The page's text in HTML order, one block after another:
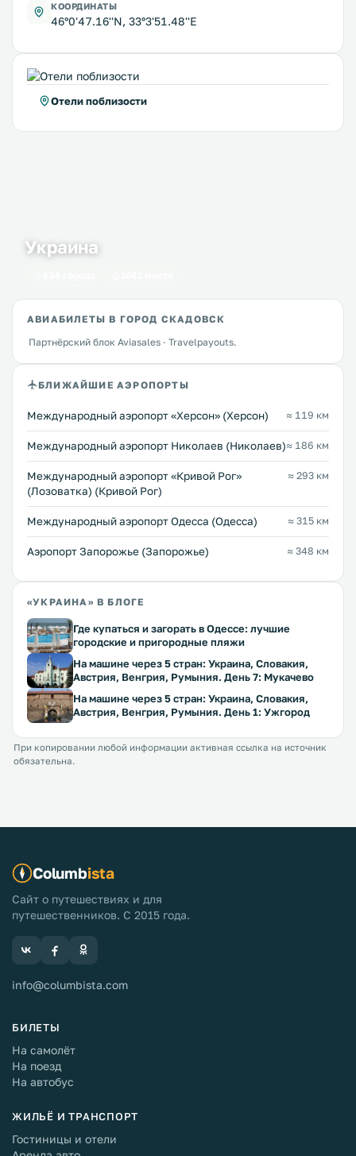
КООРДИНАТЫ
46°0'47.16''N, 33°3'51.48''E
Отели поблизости
Украина
АВИАБИЛЕТЫ В ГОРОД СКАДОВСК
Партнёрский блок Aviasales · Travelpayouts.
БЛИЖАЙШИЕ АЭРОПОРТЫ
Международный аэропорт «Херсон» (Херсон) ≈ 119 км
Международный аэропорт Николаев (Николаев)≈ 186 км
Международный аэропорт «Кривой Рог»
(Лозоватка) (Кривой Рог)
≈ 293 км
Международный аэропорт Одесса (Одесса) ≈ 315 км
Аэропорт Запорожье (Запорожье) ≈ 348 км
«УКРАИНА» В БЛОГЕ
Где купаться и загорать в Одессе: лучшие
городские и пригородные пляжи
На машине через 5 стран: Украина, Словакия,
Австрия, Венгрия, Румыния. День 7: Мукачево
На машине через 5 стран: Украина, Словакия,
Австрия, Венгрия, Румыния. День 1: Ужгород
При копировании любой информации активная ссылка на источник
обязательна.
Columbista
Сайт о путешествиях и для
путешественников. С 2015 года.
info@columbista.com
БИЛЕТЫ
На самолёт
На поезд
На автобус
ЖИЛЬЁ И ТРАНСПОРТ
Гостиницы и отели